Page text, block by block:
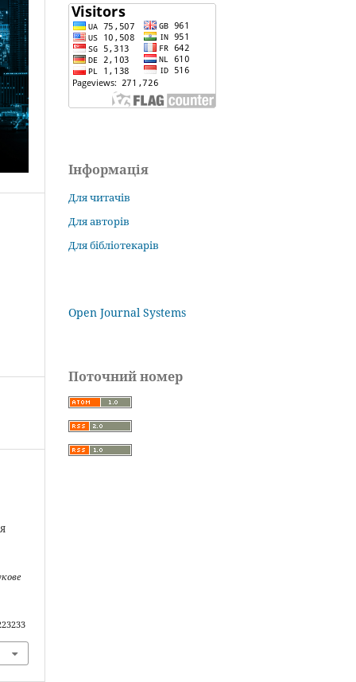
Інформація
Для читачів
Для авторів
Для бібліотекарів
Open Journal Systems
Поточний номер